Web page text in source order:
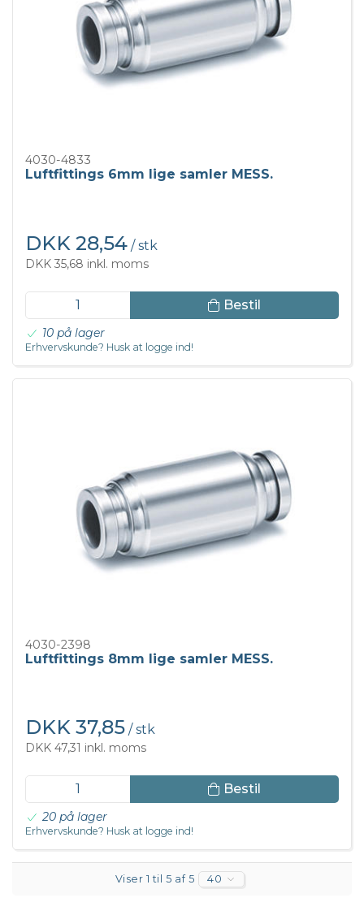
4030-4833
Luftfittings 6mm lige samler MESS.
DKK 28,54 / stk
DKK 35,68 inkl. moms
Bestil
10 på lager
Erhvervskunde? Husk at logge ind!
4030-2398
Luftfittings 8mm lige samler MESS.
DKK 37,85 / stk
DKK 47,31 inkl. moms
Bestil
20 på lager
Erhvervskunde? Husk at logge ind!
Viser 1 til 5 af 5 40